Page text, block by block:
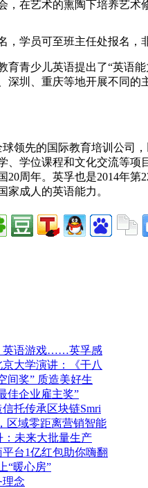
在艺术的熏陶下培养艺术
，学员可至班主任处报名，
育青少儿英语提出了“英语
深圳、重庆等地开展不同
领先的国际教育培训公司
、学位课程和文化交流等
20周年。英孚也是2014年
家成人的英语能力。
英语游戏……英孚感
大学演讲：《干八
间奖” 质造美好生
佳企业雇主奖”
托传承区块链Smri
区域零距离营销智能
：未来大批量生产
台1亿红包助你嗨翻
“暖心房”
念